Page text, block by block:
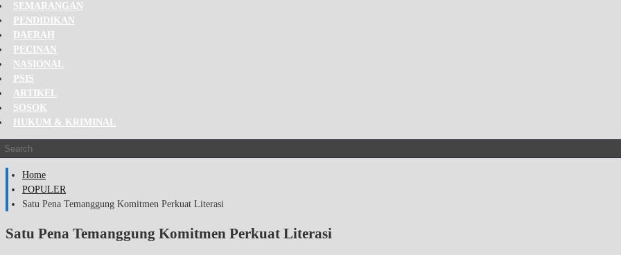
SEMARANGAN
PENDIDIKAN
DAERAH
PECINAN
NASIONAL
PSIS
ARTIKEL
SOSOK
HUKUM & KRIMINAL
Home
POPULER
Satu Pena Temanggung Komitmen Perkuat Literasi
Satu Pena Temanggung Komitmen Perkuat Literasi